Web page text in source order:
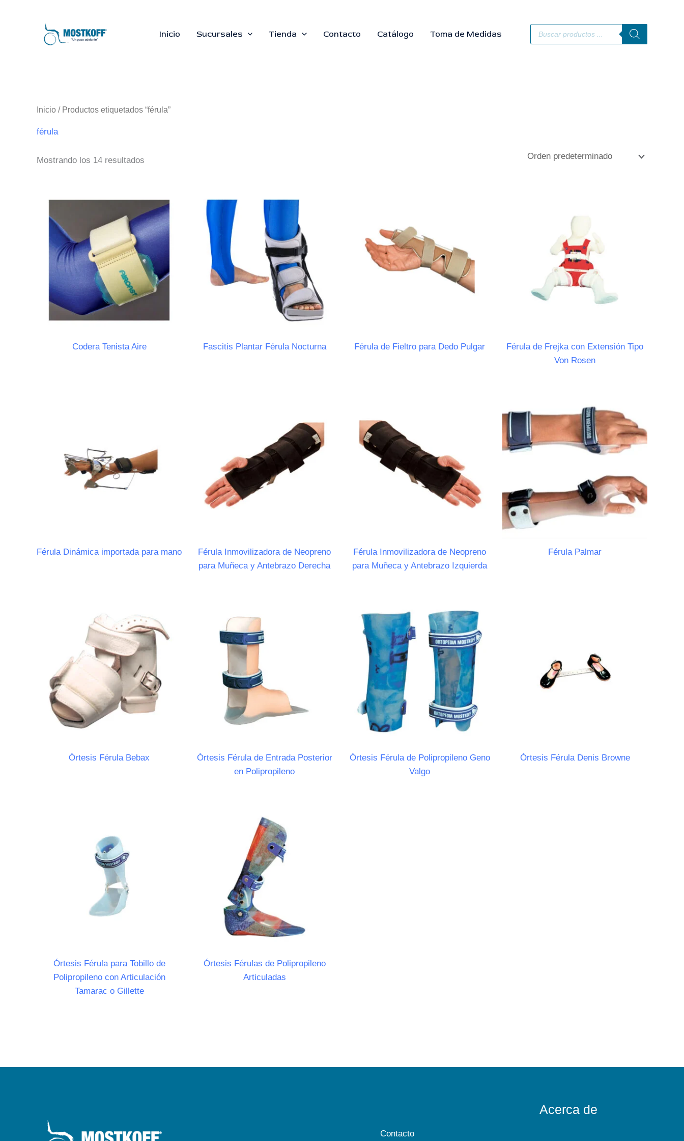
Inicio Sucursales Tienda Contacto Catálogo Toma de Medidas
Búsqueda
Inicio / Productos etiquetados “férula”
férula
Mostrando los 14 resultados
Codera Tenista Aire Fascitis Plantar Férula Nocturna Férula de Fieltro para Dedo Pulgar
Férula de Frejka con Extensión Tipo
Von Rosen
Férula Dinámica importada para mano
Férula Inmovilizadora de Neopreno
para Muñeca y Antebrazo Derecha
Férula Inmovilizadora de Neopreno
para Muñeca y Antebrazo Izquierda
Férula Palmar
Órtesis Férula Bebax
Órtesis Férula de Entrada Posterior
en Polipropileno
Órtesis Férula de Polipropileno Geno
Valgo
Órtesis Férula Denis Browne
Órtesis Férula para Tobillo de
Polipropileno con Articulación
Tamarac o Gillette
Órtesis Férulas de Polipropileno
Articuladas
Contacto
Acerca de